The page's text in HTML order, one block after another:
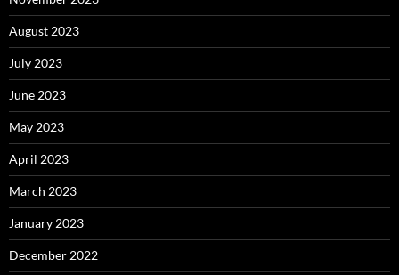
August 2023
July 2023
June 2023
May 2023
April 2023
March 2023
January 2023
December 2022